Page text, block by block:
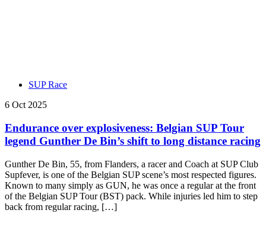
SUP Race
6 Oct 2025
Endurance over explosiveness: Belgian SUP Tour
legend Gunther De Bin’s shift to long distance racing
Gunther De Bin, 55, from Flanders, a racer and Coach at SUP Club
Supfever, is one of the Belgian SUP scene’s most respected figures.
Known to many simply as GUN, he was once a regular at the front
of the Belgian SUP Tour (BST) pack. While injuries led him to step
back from regular racing, […]